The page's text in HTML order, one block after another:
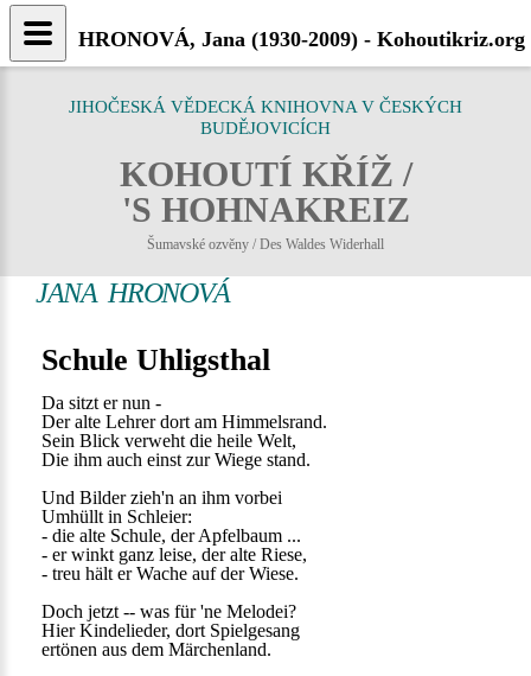
JIHOČESKÁ VĚDECKÁ KNIHOVNA V ČESKÝCH
BUDĚJOVICÍCH
KOHOUTÍ KŘÍŽ /
'S HOHNAKREIZ
Šumavské ozvěny / Des Waldes Widerhall
JANA HRONOVÁ
Schule Uhligsthal
Da sitzt er nun -
Der alte Lehrer dort am Himmelsrand.
Sein Blick verweht die heile Welt,
Die ihm auch einst zur Wiege stand.
Und Bilder zieh'n an ihm vorbei
Umhüllt in Schleier:
- die alte Schule, der Apfelbaum ...
- er winkt ganz leise, der alte Riese,
- treu hält er Wache auf der Wiese.
Doch jetzt -- was für 'ne Melodei?
Hier Kindelieder, dort Spielgesang
ertönen aus dem Märchenland.
HRONOVÁ, Jana (1930-2009) - Kohoutikriz.org